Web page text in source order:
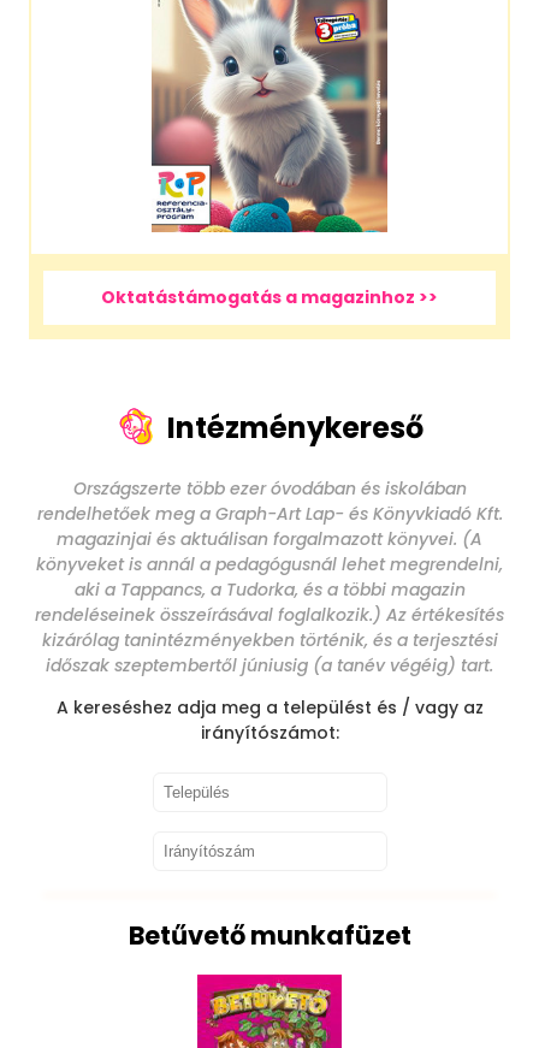
Oktatástámogatás a magazinhoz >>
Intézménykereső
Országszerte több ezer óvodában és iskolában
rendelhetőek meg a Graph-Art Lap- és Könyvkiadó Kft.
magazinjai és aktuálisan forgalmazott könyvei. (A
könyveket is annál a pedagógusnál lehet megrendelni,
aki a Tappancs, a Tudorka, és a többi magazin
rendeléseinek összeírásával foglalkozik.) Az értékesítés
kizárólag tanintézményekben történik, és a terjesztési
időszak szeptembertől júniusig (a tanév végéig) tart.
A kereséshez adja meg a települést és / vagy az
irányítószámot:
Betűvető munkafüzet